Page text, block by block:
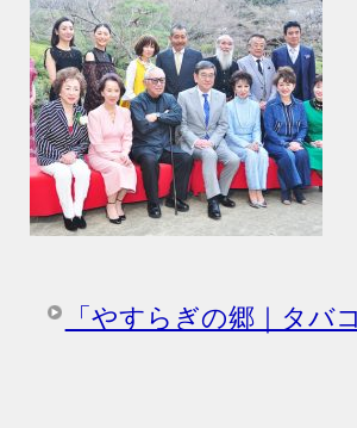
「やすらぎの郷｜タバ